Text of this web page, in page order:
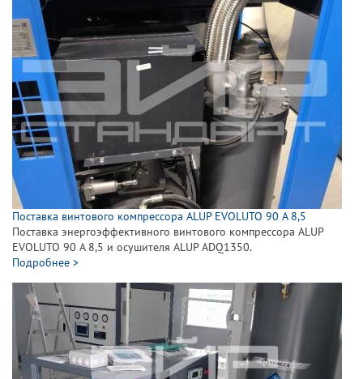
Поставка винтового компрессора ALUP EVOLUTO 90 A 8,5
Поставка энергоэффективного винтового компрессора ALUP
EVOLUTO 90 A 8,5 и осушителя ALUP ADQ1350.
Подробнее >